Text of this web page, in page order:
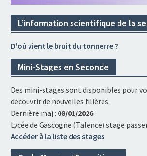
L’information scientifique de la
D'où vient le bruit du tonnerre ?
Mini-Stages en Seconde
Des mini-stages sont disponibles pour
découvrir de nouvelles filières.
Dernière maj : 08/01/2026
Lycée de Gascogne (Talence) stage
Accéder à la liste des stages